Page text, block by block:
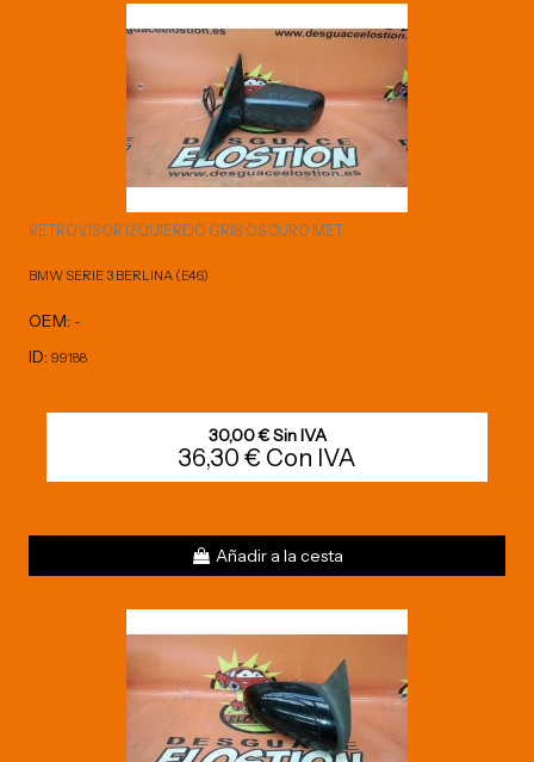
RETROVISOR IZQUIERDO GRIS OSCURO MET.
BMW SERIE 3 BERLINA (E46)
OEM: -
ID: 99188
30,00 € Sin IVA
36,30 € Con IVA
Añadir a la cesta